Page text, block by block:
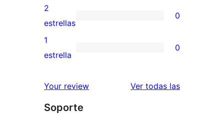
4
estrellas
valoraciones
de
3
estrellas
0
valoraciones
de
estrellas
2
estrellas
0
0
de
estrellas
1
estrella
0
Your review Ver todas lasreseñas
Soporte